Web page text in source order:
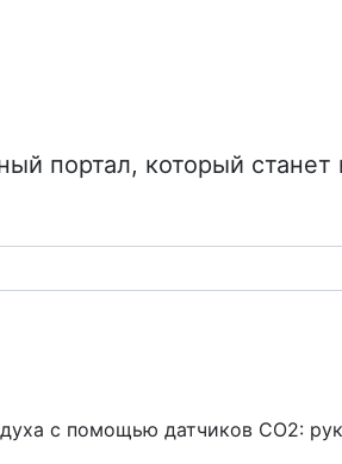
портал, который
с помощью датчиков CO2: